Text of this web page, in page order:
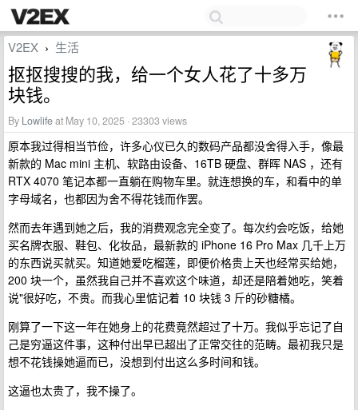
V2EX › 生活
抠抠搜搜的我，给一个女人花了十多万
块钱。
By Lowlifeat May 10, 2025 · 23303 views
原本我过得相当节俭，许多心仪已久的数码产品都没舍得入手，像最
新款的 Mac mini 主机、软路由设备、16TB 硬盘、群晖 NAS ，还有
RTX 4070 笔记本都一直躺在购物车里。就连想换的车，和看中的单
字母域名，也都因为舍不得花钱而作罢。
然而去年遇到她之后，我的消费观念完全变了。每次约会吃饭，给她
买名牌衣服、鞋包、化妆品，最新款的 iPhone 16 Pro Max 几千上万
的东西说买就买。知道她爱吃榴莲，即便价格贵上天也经常买给她，
200 块一个，虽然我自己并不喜欢这个味道，却还是陪着她吃，笑着
说"很好吃，不贵。而我心里惦记着 10 块钱 3 斤的砂糖橘。
刚算了一下这一年在她身上的花费竟然超过了十万。我似乎忘记了自
己是穷逼这件事，这种付出早已超出了正常交往的范畴。最初我只是
想不花钱操她逼而已，没想到付出这么多时间和钱。
这逼也太贵了，我不操了。